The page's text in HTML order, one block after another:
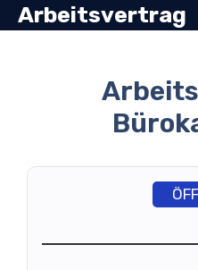
Zum
Inhalt
Arbeitsvertrag